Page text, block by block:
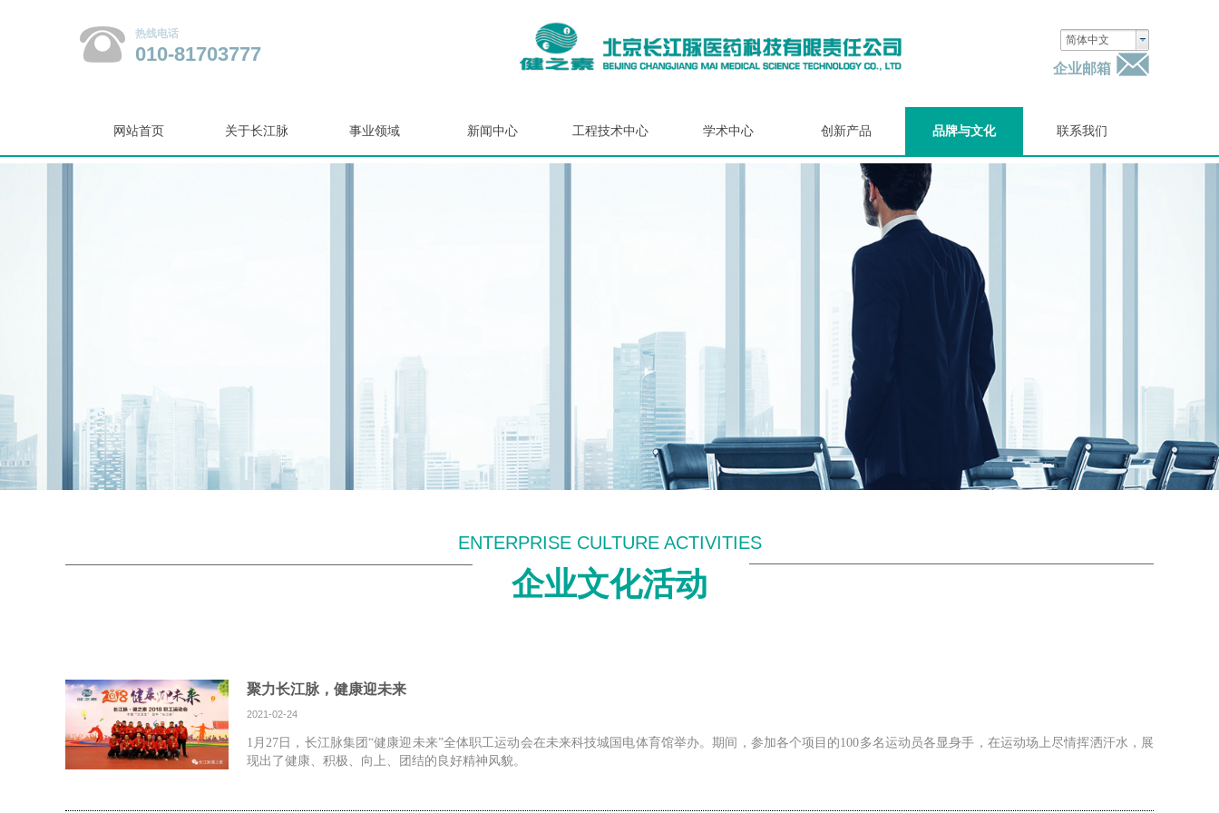
企业邮箱
热线电话
010-81703777
简体中文
网站首页 关于长江脉 事业领域 新闻中心 工程技术中心 学术中心 创新产品 品牌与文化 联系我们
ENTERPRISE CULTURE ACTIVITIES
企业文化活动
聚力长江脉，健康迎未来
2021-02-24
1月27日，长江脉集团“健康迎未来”全体职工运动会在未来科技城国电体育馆举办。期间，参加各个项目的100多名运动员各显身手，在运动场上尽情挥洒汗水，展
现出了健康、积极、向上、团结的良好精神风貌。